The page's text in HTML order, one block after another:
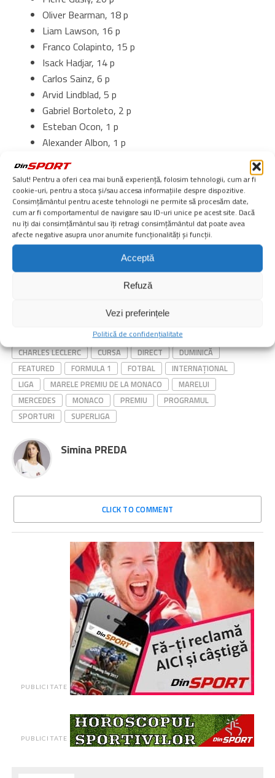
Salut! Pentru a oferi cea mai bună experiență, folosim tehnologii, cum ar fi
cookie-uri, pentru a stoca și/sau accesa informațiile despre dispozitive.
Consimțământul pentru aceste tehnologii ne permite să procesăm date,
cum ar fi comportamentul de navigare sau ID-uri unice pe acest site. Dacă
nu îți dai consimțământul sau îți retragi consimțământul dat poate avea
afecte negative asupra unor anumite funcționalități și funcții.
Acceptă
Refuză
Vezi preferințele
Politică de confidențialitate
Oliver Bearman, 18 p
Liam Lawson, 16 p
Franco Colapinto, 15 p
Isack Hadjar, 14 p
Carlos Sainz, 6 p
Arvid Lindblad, 5 p
Gabriel Bortoleto, 2 p
Esteban Ocon, 1 p
Alexander Albon, 1 p
Valtteri Bottas, 0 p
Sergio Perez, 0 p
Lance Stroll, 0 p
Fernando Alonso, 0 p
Înapoi la Homepage
Loading …
(ANTENA 15:45. ALTE
CHARLES LECLERC
CURSA DIRECT
DUMINICĂ
FEATURED
FORMULA 1 FOTBAL
INTERNAȚIONAL
LIGA
MARELE PREMIU DE LA MONACO
MARELUI
MERCEDES
MONACO PREMIU
PROGRAMUL
SPORTURI
SUPERLIGA
Simina PREDA
CLICK TO COMMENT
PUBLICITATE
PUBLICITATE